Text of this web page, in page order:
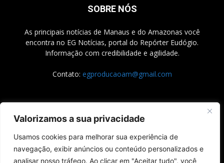
Valorizamos a sua privacidade
Usamos cookies para melhorar sua experiência de
navegação, exibir anúncios ou conteúdo personalizados e
analisar nosso tráfego. Ao clicar em "Aceitar tudo", você
SOBRE NÓS
As principais notícias de Manaus e do Amazonas você
encontra no EG Notícias, portal do Repórter Eudógio.
Informação com credibilidade e agilidade.
Contato: egproducaoam@gmail.com